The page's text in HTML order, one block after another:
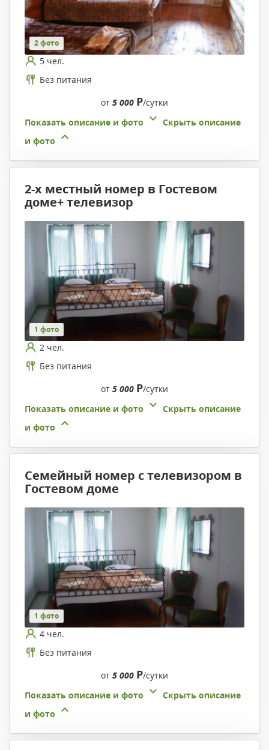
2 фото
5 чел.
Без питания
от 5 000 Р/сутки
Показать описание и фото
Скрыть описание
и фото
2-х местный номер в Гостевом
доме+ телевизор
1 фото
2 чел.
Без питания
от 5 000 Р/сутки
Показать описание и фото
Скрыть описание
и фото
Семейный номер с телевизором в
Гостевом доме
1 фото
4 чел.
Без питания
от 5 000 Р/сутки
Показать описание и фото
Скрыть описание
и фото